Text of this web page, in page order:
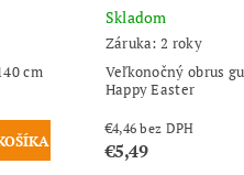
cm
Skladom
Záruka: 2 roky
Veľkonočný obrus
Happy Easter
€4,46 bez DPH
€5,49